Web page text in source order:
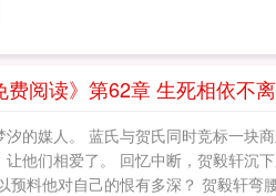
费阅读》第62章 生死相依不
的媒人。 蓝氏与贺氏同时竞标一块
他们相爱了。 回忆中断，贺毅轩沉
预料他对自己的恨有多深？ 贺毅轩